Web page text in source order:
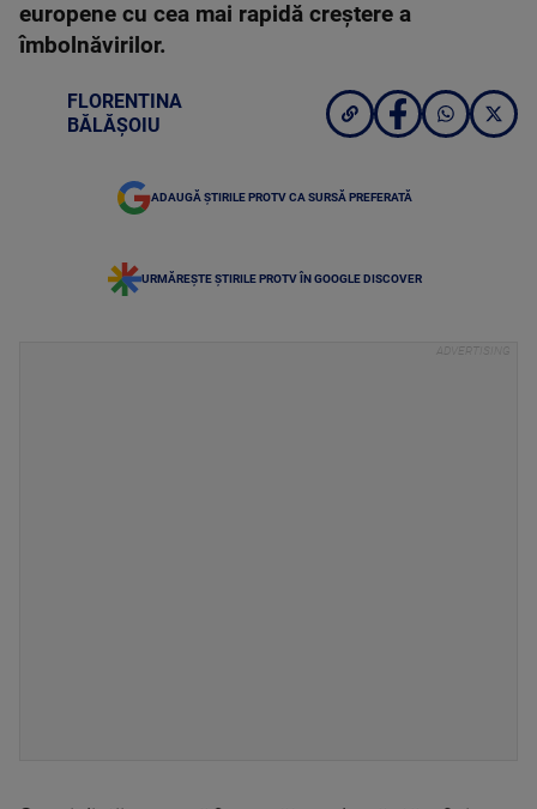
europene cu cea mai rapidă creștere a
îmbolnăvirilor.
FLORENTINA
BĂLĂȘOIU
ADAUGĂ ȘTIRILE PROTV CA SURSĂ PREFERATĂ
URMĂREȘTE ȘTIRILE PROTV ÎN GOOGLE DISCOVER